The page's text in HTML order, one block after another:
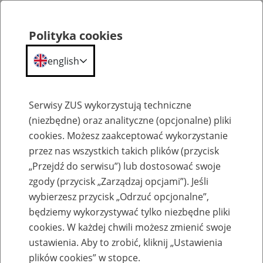
Szkolenia
Zaproś ZUS do siebie: Aktywni 50+
Polityka cookies
english
Serwisy ZUS wykorzystują techniczne
(niezbędne) oraz analityczne (opcjonalne) pliki
cookies. Możesz zaakceptować wykorzystanie
przez nas wszystkich takich plików (przycisk
„Przejdź do serwisu”) lub dostosować swoje
zgody (przycisk „Zarządzaj opcjami”). Jeśli
wybierzesz przycisk „Odrzuć opcjonalne”,
będziemy wykorzystywać tylko niezbędne pliki
cookies. W każdej chwili możesz zmienić swoje
ustawienia. Aby to zrobić, kliknij „Ustawienia
plików cookies” w stopce.